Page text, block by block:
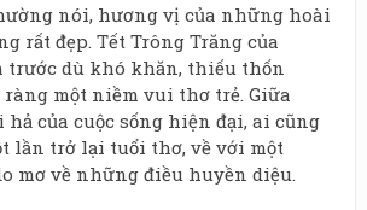
nói, hương vị của những hoài
rất đẹp. Tết Trông Trăng của
trước dù khó khăn, thiếu thốn
một niềm vui thơ trẻ. Giữa
của cuộc sống hiện đại, ai cũng
lần trở lại tuổi thơ, về với một
mơ về những điều huyền diệu.